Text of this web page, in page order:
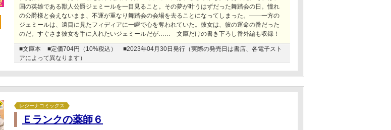
国の英雄である獣人公爵ジェミールを一目見ること。その夢が叶うはずだった舞踏会の日。憧れ
の公爵様と会えないまま、不運が重なり舞踏会の会場を去ることになってしまった。――一方の
ジェミールは、遠目に見たフィディアに一瞬で心を奪われていた。彼女は、彼の運命の番だった
のだ。すぐさま彼女を手に入れたいジェミールだが…… 文庫だけの書き下ろし番外編も収録！
■文庫本 ■定価704円（10%税込）
■2023年04月30日発行（実際の発売日は書店、各電子スト
アによって異なります）
レジーナコミックス
Ｅランクの薬師６